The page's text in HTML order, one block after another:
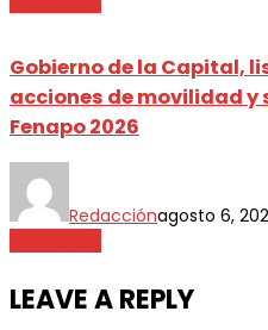
Gobierno de la Capital,
acciones de movilidad
Fenapo 2026
Redacciónagosto 6,
LEAVE A REPLY